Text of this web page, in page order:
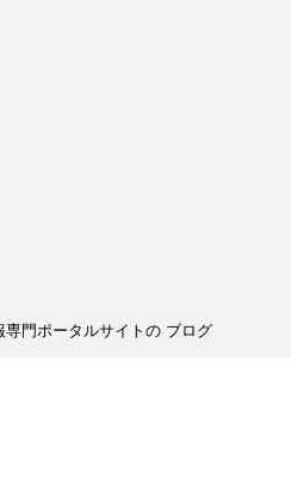
門ポータルサイトの ブログ